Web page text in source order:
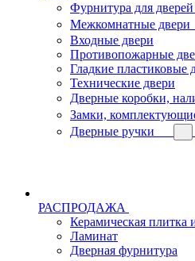
Фурнитура для дверей
Межкомнатные двери
Входные двери
Противопожарные
Гладкие пластиковые
Технические двери
Дверные коробки,
Замки,
Дверные ручки
РАСПРОДАЖА
Керамическая плитка
Ламинат
Дверная фурнитура